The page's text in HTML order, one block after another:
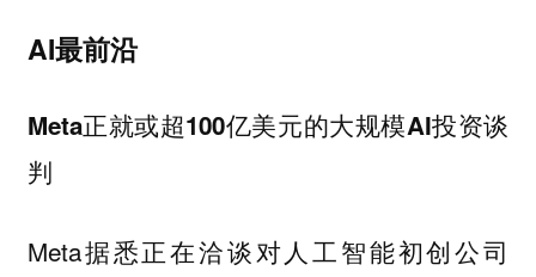
AI最前沿
Meta正就或超100亿美元的大规模AI投资谈
判
Meta据悉正在洽谈对人工智能初创公司